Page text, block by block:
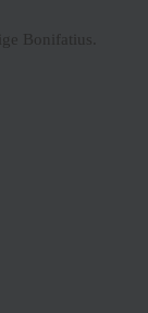
Bonifatius.